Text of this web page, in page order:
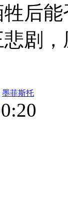
后
剧
墨菲斯托